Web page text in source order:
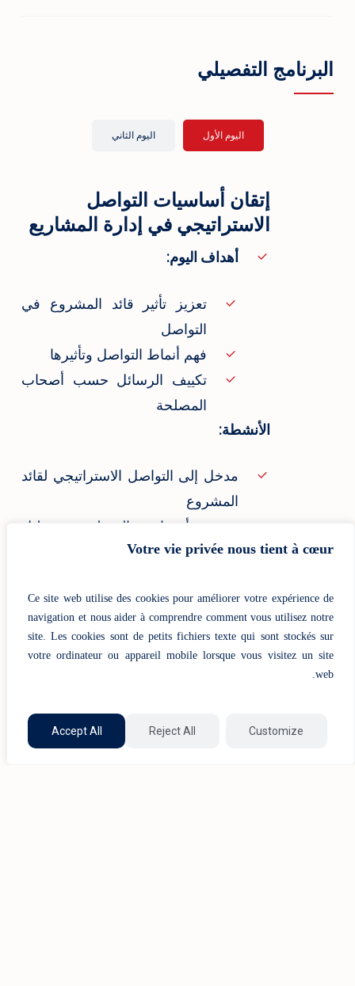
Votre vie privée nous tient à cœur
Ce site web utilise des cookies pour améliorer votre expérience de
navigation et nous aider à comprendre comment vous utilisez notre
site. Les cookies sont de petits fichiers texte qui sont stockés sur
votre ordinateur ou appareil mobile lorsque vous visitez un site
web.
Customize
Reject All
Accept All
البرنامج التفصيلي
اليوم الأول اليوم الثاني
إتقان أساسيات التواصل
الاستراتيجي في إدارة المشاريع
أهداف اليوم:
تعزيز تأثير قائد المشروع في
التواصل
فهم أنماط التواصل وتأثيرها
تكييف الرسائل حسب أصحاب
المصلحة
الأنشطة:
مدخل إلى التواصل الاستراتيجي لقائد
المشروع
تحديد أصحاب المصلحة وتحليل
توقعاتهم
الإقناعي، التعاوني)
تقنيات الإصغاء الفعّال وطرح الأسئلة
الذكية
تمثيل أدوار: التواصل مع الممولين،